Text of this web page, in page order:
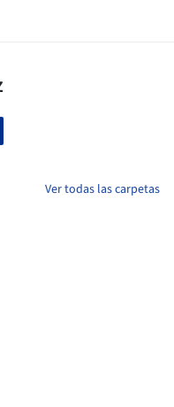
Ver todas las carpetas